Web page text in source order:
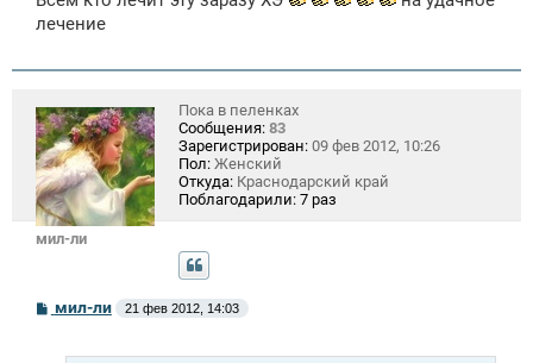
щ
и
лечение
мил-ли
Пока в пеленках
Сообщения: 83
Зарегистрирован: 09 фев 2012, 10:26
Пол: Женский
Откуда: Краснодарский край
Поблагодарили: 7 раз
С
о
мил-ли 21 фев 2012, 14:03